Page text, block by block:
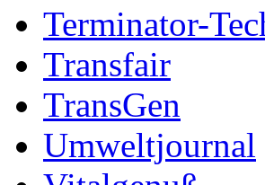
Terminator-
Transfair
TransGen
Umweltjournal